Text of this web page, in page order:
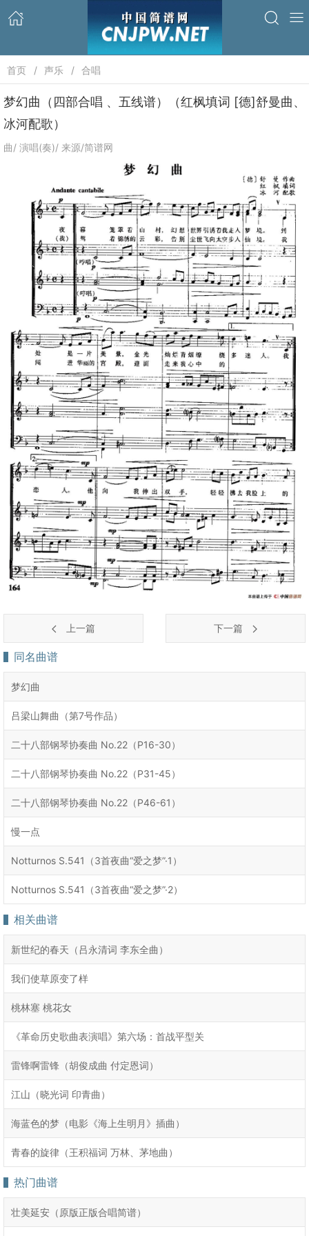
首页 声乐 合唱
梦幻曲（四部合唱 、五线谱）（红枫填词 [德]舒曼曲、
冰河配歌）
曲/ 演唱(奏)/ 来源/简谱网
上一篇 下一篇
同名曲谱
梦幻曲
吕梁山舞曲（第7号作品）
二十八部钢琴协奏曲 No.22（P16-30）
二十八部钢琴协奏曲 No.22（P31-45）
二十八部钢琴协奏曲 No.22（P46-61）
慢一点
Notturnos S.541（3首夜曲“爱之梦”·1）
Notturnos S.541（3首夜曲“爱之梦”·2）
相关曲谱
新世纪的春天（吕永清词 李东全曲）
我们使草原变了样
桃林塞 桃花女
《革命历史歌曲表演唱》第六场：首战平型关
雷锋啊雷锋（胡俊成曲 付定恩词）
江山（晓光词 印青曲）
海蓝色的梦（电影《海上生明月》插曲）
青春的旋律（王积福词 万林、茅地曲）
热门曲谱
壮美延安（原版正版合唱简谱）